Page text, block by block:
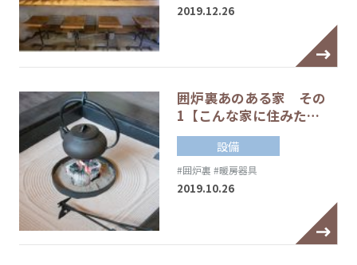
2019.12.26
囲炉裏あのある家 その
1【こんな家に住みた…
設備
#囲炉裏 #暖房器具
2019.10.26